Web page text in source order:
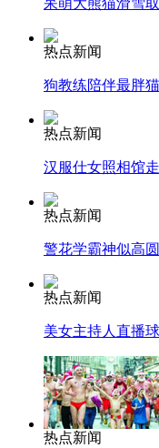
消防员救轻生者
纽约上演“枕头大
司机酒驾遇交警
热点新闻
狗教练陪伴最胖
热点新闻
汉服仕女照相馆
热点新闻
警花学霸神似高
热点新闻
美女主持人直播
热点新闻